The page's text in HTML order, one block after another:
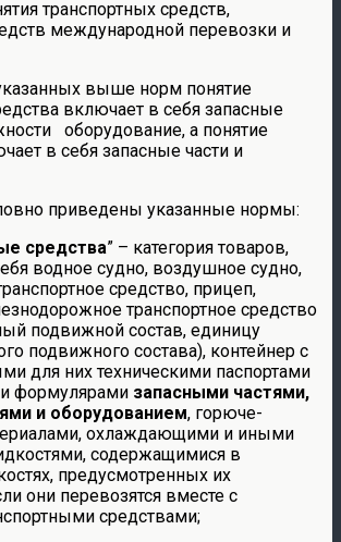
транспортных средств,
международной перевозки и
выше норм понятие
включает в себя запасные
оборудование, а понятие
в себя запасные части и
приведены указанные нормы:
средства” – категория товаров,
водное судно, воздушное судно,
средство, прицеп,
транспортное средство
подвижной состав, единицу
подвижного состава), контейнер с
для них техническими паспортами
формулярами запасными частями,
и оборудованием, горюче-
охлаждающими и иными
содержащимися в
предусмотренных их
они перевозятся вместе с
средствами;